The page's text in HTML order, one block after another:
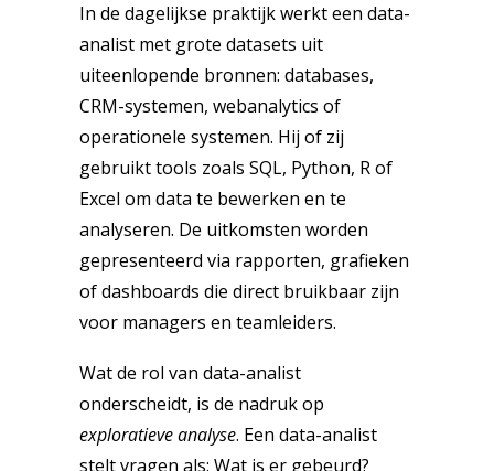
In de dagelijkse praktijk werkt een data-
analist met grote datasets uit
uiteenlopende bronnen: databases,
CRM-systemen, webanalytics of
operationele systemen. Hij of zij
gebruikt tools zoals SQL, Python, R of
Excel om data te bewerken en te
analyseren. De uitkomsten worden
gepresenteerd via rapporten, grafieken
of dashboards die direct bruikbaar zijn
voor managers en teamleiders.
Wat de rol van data-analist
onderscheidt, is de nadruk op
exploratieve analyse. Een data-analist
stelt vragen als: Wat is er gebeurd?